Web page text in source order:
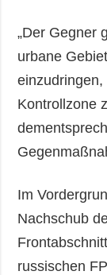
„Der Gegner
urbane
Kontrollzone
Im
Nachschub
russischen